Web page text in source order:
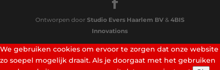
Ontworpen door Studio Evers Haarlem BV& 4BIS
Innovations
We gebruiken cookies om ervoor te zorgen dat onze website
zo soepel mogelijk draait. Als je doorgaat met het gebruiken